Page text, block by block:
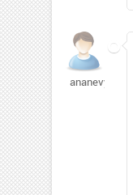
ananevyge